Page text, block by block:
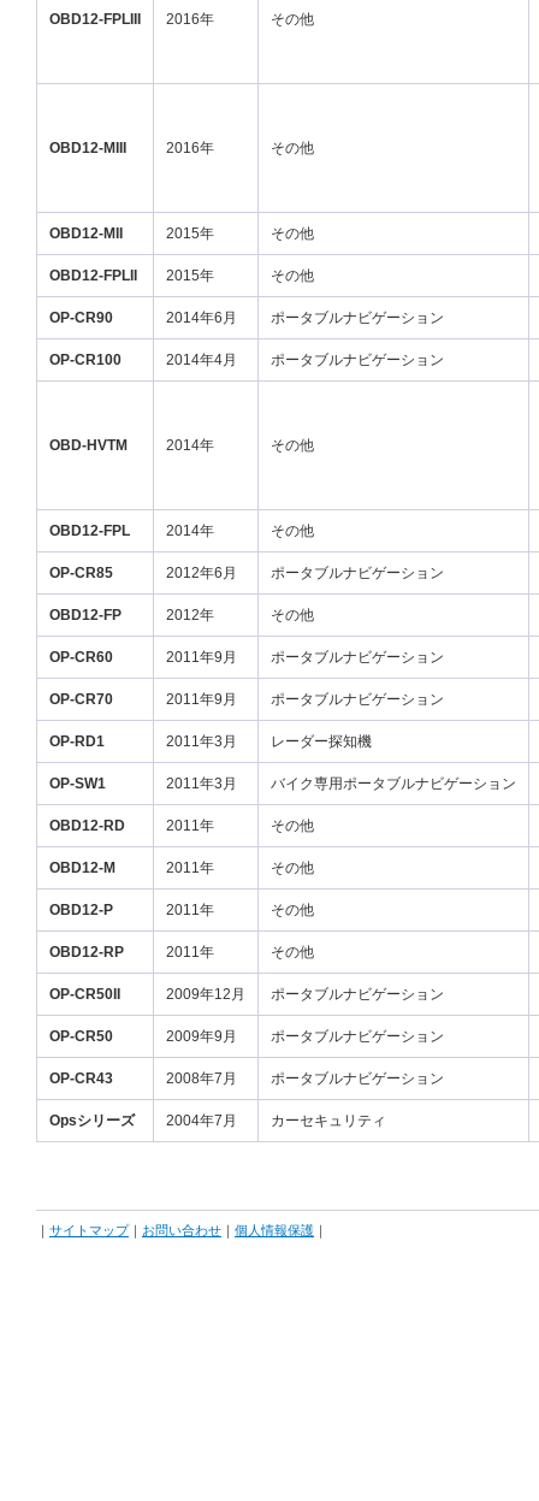
OBD12-FPLIII 2016年 その他
OBD12-MIII 2016年 その他
OBD12-MII 2015年 その他
OBD12-FPLII 2015年 その他
OP-CR90 2014年6月 ポータブルナビゲーション
OP-CR100 2014年4月 ポータブルナビゲーション
OBD-HVTM 2014年 その他
OBD12-FPL 2014年 その他
OP-CR85 2012年6月 ポータブルナビゲーション
OBD12-FP 2012年 その他
OP-CR60 2011年9月 ポータブルナビゲーション
OP-CR70 2011年9月 ポータブルナビゲーション
OP-RD1 2011年3月 レーダー探知機
OP-SW1 2011年3月 バイク専用ポータブルナビゲーション
OBD12-RD 2011年 その他
OBD12-M 2011年 その他
OBD12-P 2011年 その他
OBD12-RP 2011年 その他
OP-CR50II 2009年12月 ポータブルナビゲーション
OP-CR50 2009年9月 ポータブルナビゲーション
OP-CR43 2008年7月 ポータブルナビゲーション
Opsシリーズ 2004年7月 カーセキュリティ
｜ サイトマップ｜ お問い合わせ ｜ 個人情報保護 ｜